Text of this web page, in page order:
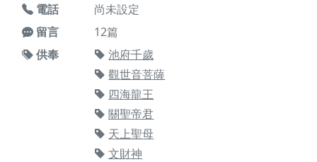
電話
尚未設定
留言
12篇
供奉
池府千歲
觀世音菩薩
四海龍王
關聖帝君
天上聖母
文財神